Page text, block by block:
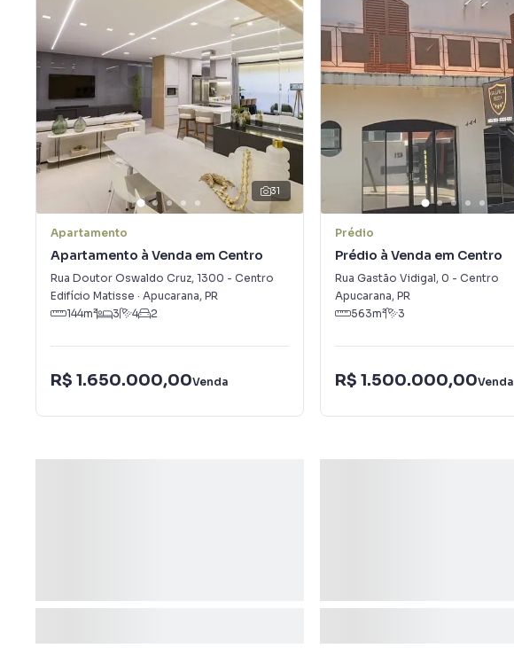
31
Apartamento
Apartamento à Venda em Centro
Rua Doutor Oswaldo Cruz, 1300 - Centro
Edifício Matisse · Apucarana, PR
144m² 3 4 2
R$ 1.650.000,00Venda
Prédio
Prédio à Venda em Centro
Rua Gastão Vidigal, 0 - Centro
Apucarana, PR
563m² 3
R$ 1.500.000,00Venda